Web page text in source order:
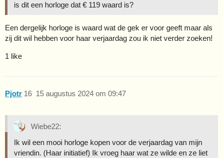
is dit een horloge dat € 119 waard is?
Een dergelijk horloge is waard wat de gek er voor geeft maar als
zij dit wil hebben voor haar verjaardag zou ik niet verder zoeken!
1 like
Pjotr 15 augustus 2024 om 09:47
16
Wiebe22:
Ik wil een mooi horloge kopen voor de verjaardag van mijn
vriendin. (Haar initiatief) Ik vroeg haar wat ze wilde en ze liet